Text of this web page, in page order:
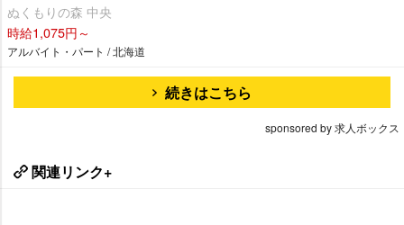
ぬくもりの森 中央
時給1,075円～
アルバイト・パート / 北海道
続きはこちら
sponsored by 求人ボックス
関連リンク+